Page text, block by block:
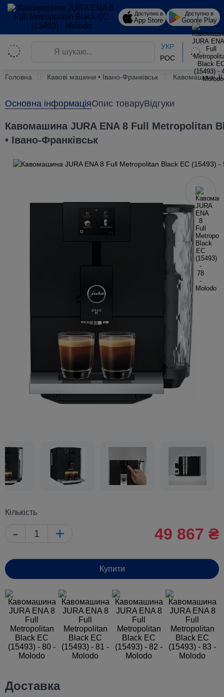
Доступно в
App Store
Доступно в
Google Play
УКР
РОС
Головна Кавові машини • Івано-Франківськ Кавомашини
Основна інформаціяОпис товаруВідгуки
Кавомашина JURA ENA 8 Full Metropolitan
• Івано-Франківськ
Кількість
- + 49 867 ₴
Купити
Доставка